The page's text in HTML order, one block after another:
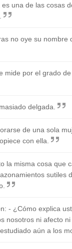
una de las cosas
no oye su nombre
mide por el grado
delgada.
de una sola
con ella.
la misma cosa que
sutiles
- ¿Cómo explica
nosotros ni afecto
aún a los